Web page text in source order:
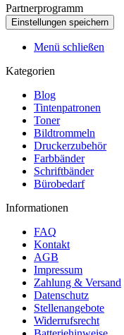
Partnerprogramm
Menü schließen
Kategorien
Blog
Tintenpatronen
Toner
Bildtrommeln
Druckerzubehör
Farbbänder
Schriftbänder
Bürobedarf
Informationen
FAQ
Kontakt
AGB
Impressum
Zahlung & Versand
Datenschutz
Stellenangebote
Widerrufsrecht